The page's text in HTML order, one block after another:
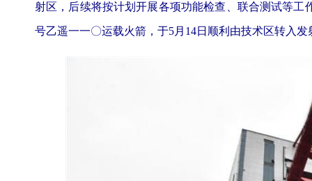
射区，后续将按计划开展各项功能检查、联合测试等
号乙遥一一〇运载火箭，于5月14日顺利由技术区转入